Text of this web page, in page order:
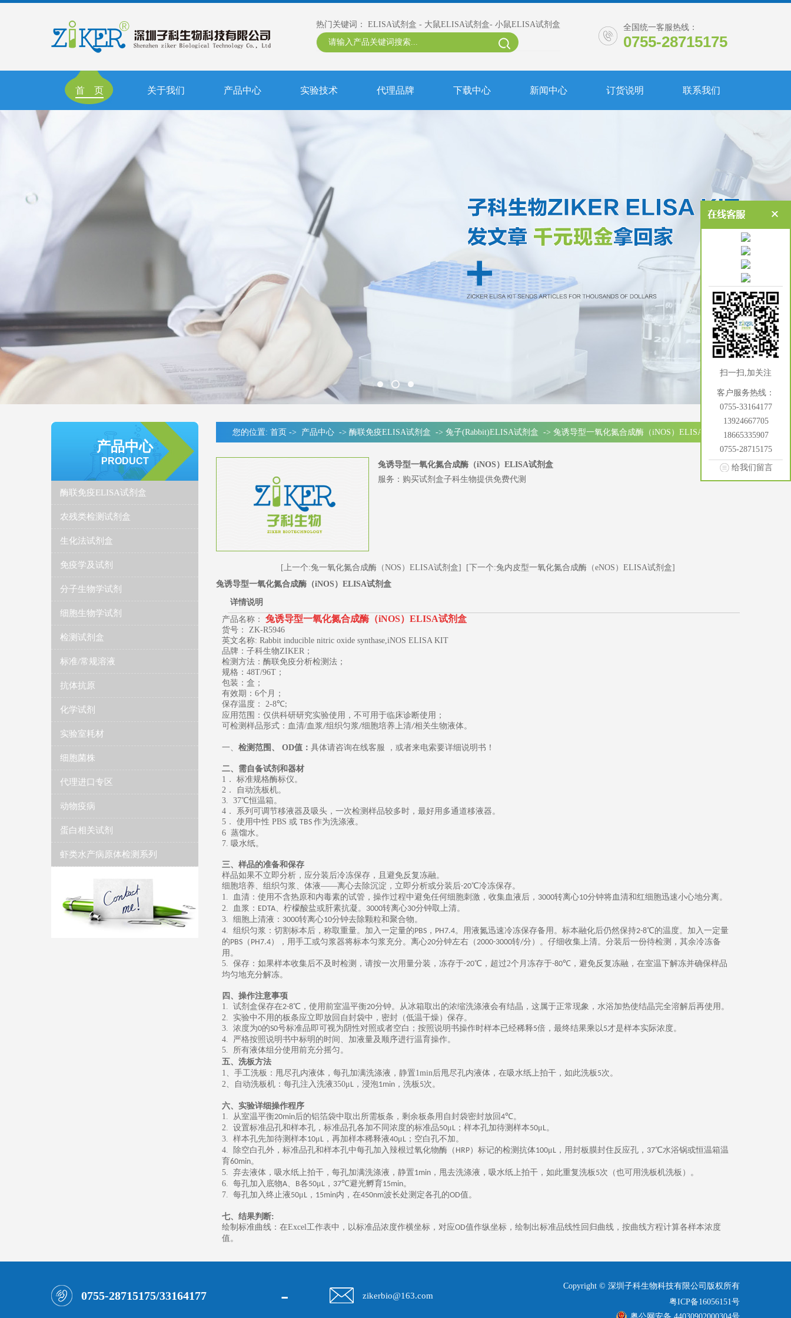
热门关键词： ELISA试剂盒 - 大鼠ELISA试剂盒- 小鼠ELISA试剂盒 全国统一客服热线：
0755-28715175
首 页 关于我们 产品中心 实验技术 代理品牌 下载中心 新闻中心 订货说明 联系我们
产品中心
PRODUCT
酶联免疫ELISA试剂盒
农残类检测试剂盒
生化法试剂盒
免疫学及试剂
分子生物学试剂
细胞生物学试剂
检测试剂盒
标准/常规溶液
抗体抗原
化学试剂
实验室耗材
细胞菌株
代理进口专区
动物疫病
蛋白相关试剂
虾类水产病原体检测系列
您的位置: 首页 -> 产品中心 -> 酶联免疫ELISA试剂盒 -> 兔子(Rabbit)ELISA试剂盒 -> 兔诱导型一氧化氮合成酶（iNOS）ELISA试剂盒
兔诱导型一氧化氮合成酶（iNOS）ELISA试剂盒
服务：购买试剂盒子科生物提供免费代测
[上一个:兔一氧化氮合成酶（NOS）ELISA试剂盒]
[下一个:兔内皮型一氧化氮合成酶（eNOS）ELISA试剂盒]
兔诱导型一氧化氮合成酶（iNOS）ELISA试剂盒
详情说明
产品名称：
兔诱导型一氧化氮合成酶（iNOS）ELISA试剂盒
货号： ZK-R5946
英文名称: Rabbit inducible nitric oxide synthase,iNOS ELISA KIT
品牌：子科生物ZIKER；
检测方法：酶联免疫分析检测法；
规格： 48T/96T ；
包装：盒；
有效期： 6个月；
保存温度 ： 2-8℃;
应用范围：仅供科研研究实验使用，不可用于临床诊断使用；
可检测样品形式：血清/血浆/组织匀浆/细胞培养上清/相关生物液体。
一、 检测范围、 OD值： 具体请咨询在线客服 ，或者来电索要详细说明书 ！
二、需自备试剂和器材
1 ． 标准规格酶标仪。
2 ． 自动洗板机。
3. 37℃恒温箱。
4 ． 系列可调节移液器及吸头，一次检测样品较多时，最好用多通道移液器。
5 ． 使用中性 PBS 或 TBS 作为洗涤液。
6 蒸馏水。
7. 吸水纸。
三、样品的准备和保存
样品如果不立即分析，应分装后冷冻保存，且避免反复冻融。
细胞培养、组织匀浆、体液——离心去除沉淀，立即分析或分装后-20℃冷冻保存。
1.
血清：使用不含热原和内毒素的试管，操作过程中避免任何细胞刺激，收集血液后， 3000转离心10分钟将血清和红细胞迅速小心地分离。
2.
血浆： EDTA、柠檬酸盐或肝素抗凝。 3000转离心30分钟取上清。
3. 细胞上清液： 3000转离心10分钟去除颗粒和聚合物。
4. 组织匀浆：切割标本后，称取重量。加入一定量的PBS ， PH7.4。用液氮迅速冷冻保存备用。标本融化后仍然保持2-8℃的温度。加入一定量
的PBS （ PH7.4），用手工或匀浆器将标本匀浆充分。离心20分钟左右（2000-3000转/分）。仔细收集上清。分装后一份待检测，其余冷冻备
用。
5. 保存：如果样本收集后不及时检测，请按一次用量分装，冻存于-20℃， 超过2个月冻存于-80℃， 避免反复冻融，在室温下解冻并确保样品
均匀地充分解冻。
四、操作注意事项
1. 试剂盒保存在2-8℃，使用前室温平衡20分钟。从冰箱取出的浓缩洗涤液会有结晶，这属于正常现象，水浴加热使结晶完全溶解后再使用。
2. 实验中不用的板条应立即放回自封袋中，密封（低温干燥）保存。
3. 浓度为0的S0号标准品即可视为阴性对照或者空白；按照说明书操作时样本已经稀释5倍，最终结果乘以5才是样本实际浓度。
4. 严格按照说明书中标明的时间、加液量及顺序进行温育操作。
5. 所有液体组分使用前充分摇匀。
五、 洗板方法
1 、 手工洗板：甩尽孔内液体，每孔加满洗涤液，静置1min后甩尽孔内液体，在吸水纸上拍干，如此洗板 5次。
2、 自动洗板机：每孔注入洗液350μL ，浸泡1min ，洗板 5次。
六、 实验详细操作程序
1. 从室温平衡20min后的铝箔袋中取出所需板条，剩余板条用自封袋密封放回4℃。
2. 设置标准品孔和样本孔，标准品孔各加不同浓度的标准品50μL ；样本孔加待测样本50μL。
3. 样本孔先加待测样本10μL ，再加样本稀释液40μL ；空白孔不加。
4.
除空白孔外，标准品孔和样本孔中每孔加入辣根过氧化物酶（ HRP）标记的检测抗体100μL ，用封板膜封住反应孔， 37℃水浴锅或恒温箱温
育60min。
5. 弃去液体，吸水纸上拍干，每孔加满洗涤液，静置1min ，甩去洗涤液，吸水纸上拍干，如此重复洗板 5次（也可用洗板机洗板）。
6. 每孔加入底物A、 B各50μL ， 37℃避光孵育15min。
7. 每孔加入终止液50μL ， 15min内，在450nm波长处测定各孔的OD值。
七、 结果判断:
绘制标准曲线：在Excel工作表中，以标准品浓度作横坐标，对应OD值作纵坐标，绘制出标准品线性回归曲线，按曲线方程计算各样本浓度
值。
0755-28715175/33164177 - zikerbio@163.com
Copyright © 深圳子科生物科技有限公司版权所有
粤ICP备16056151号
扫一扫,加关注
客户服务热线：
0755-33164177
13924667705
18665335907
0755-28715175
给我们留言